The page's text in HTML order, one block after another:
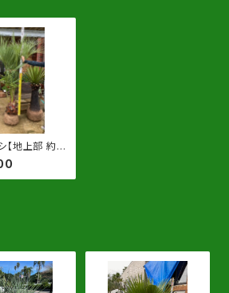
【地上部 約1
巻発送